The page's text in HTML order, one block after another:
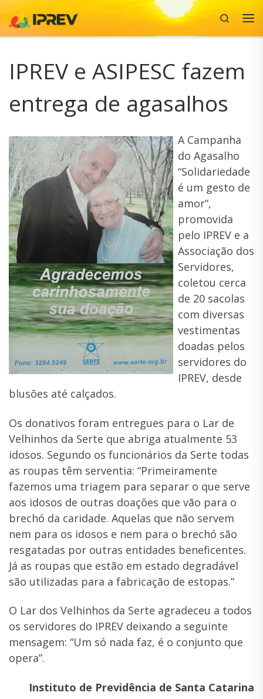
Skip to content
Search
IPREV e ASIPESC fazem
entrega de agasalhos
A Campanha
do Agasalho
“Solidariedade
é um gesto de
amor”,
promovida
pelo IPREV e a
Associação dos
Servidores,
coletou cerca
de 20 sacolas
com diversas
vestimentas
doadas pelos
servidores do
IPREV, desde
blusões até calçados.
Os donativos foram entregues para o Lar de
Velhinhos da Serte que abriga atualmente 53
idosos. Segundo os funcionários da Serte todas
as roupas têm serventia: “Primeiramente
fazemos uma triagem para separar o que serve
aos idosos de outras doações que vão para o
brechó da caridade. Aquelas que não servem
nem para os idosos e nem para o brechó são
resgatadas por outras entidades beneficentes.
Já as roupas que estão em estado degradável
são utilizadas para a fabricação de estopas.”
O Lar dos Velhinhos da Serte agradeceu a todos
os servidores do IPREV deixando a seguinte
mensagem: “Um só nada faz, é o conjunto que
opera”.
Instituto de Previdência de Santa Catarina